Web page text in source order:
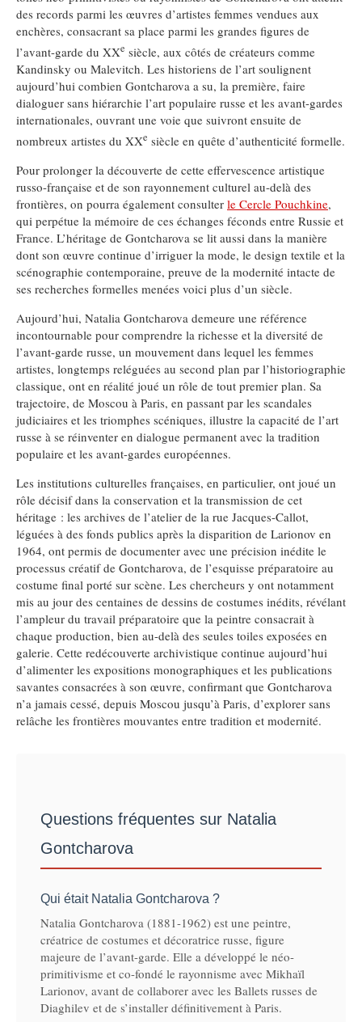
des records parmi les œuvres d’artistes femmes vendues aux
enchères, consacrant sa place parmi les grandes figures de
l’avant-garde du XXe siècle, aux côtés de créateurs comme
Kandinsky ou Malevitch. Les historiens de l’art soulignent
aujourd’hui combien Gontcharova a su, la première, faire
dialoguer sans hiérarchie l’art populaire russe et les avant-gardes
internationales, ouvrant une voie que suivront ensuite de
nombreux artistes du XXe siècle en quête d’authenticité formelle.
Pour prolonger la découverte de cette effervescence artistique
russo-française et de son rayonnement culturel au-delà des
frontières, on pourra également consulter le Cercle Pouchkine,
qui perpétue la mémoire de ces échanges féconds entre Russie et
France. L’héritage de Gontcharova se lit aussi dans la manière
dont son œuvre continue d’irriguer la mode, le design textile et la
scénographie contemporaine, preuve de la modernité intacte de
ses recherches formelles menées voici plus d’un siècle.
Aujourd’hui, Natalia Gontcharova demeure une référence
incontournable pour comprendre la richesse et la diversité de
l’avant-garde russe, un mouvement dans lequel les femmes
artistes, longtemps reléguées au second plan par l’historiographie
classique, ont en réalité joué un rôle de tout premier plan. Sa
trajectoire, de Moscou à Paris, en passant par les scandales
judiciaires et les triomphes scéniques, illustre la capacité de l’art
russe à se réinventer en dialogue permanent avec la tradition
populaire et les avant-gardes européennes.
Les institutions culturelles françaises, en particulier, ont joué un
rôle décisif dans la conservation et la transmission de cet
héritage : les archives de l’atelier de la rue Jacques-Callot,
léguées à des fonds publics après la disparition de Larionov en
1964, ont permis de documenter avec une précision inédite le
processus créatif de Gontcharova, de l’esquisse préparatoire au
costume final porté sur scène. Les chercheurs y ont notamment
mis au jour des centaines de dessins de costumes inédits, révélant
l’ampleur du travail préparatoire que la peintre consacrait à
chaque production, bien au-delà des seules toiles exposées en
galerie. Cette redécouverte archivistique continue aujourd’hui
d’alimenter les expositions monographiques et les publications
savantes consacrées à son œuvre, confirmant que Gontcharova
n’a jamais cessé, depuis Moscou jusqu’à Paris, d’explorer sans
relâche les frontières mouvantes entre tradition et modernité.
Questions fréquentes sur Natalia
Gontcharova
Qui était Natalia Gontcharova ?
Natalia Gontcharova (1881-1962) est une peintre,
créatrice de costumes et décoratrice russe, figure
majeure de l’avant-garde. Elle a développé le néo-
primitivisme et co-fondé le rayonnisme avec Mikhaïl
Larionov, avant de collaborer avec les Ballets russes de
Diaghilev et de s’installer définitivement à Paris.